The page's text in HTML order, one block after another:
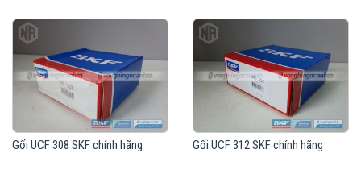
Gối UCF 308 SKF chính hãng Gối UCF 312 SKF chính hãng